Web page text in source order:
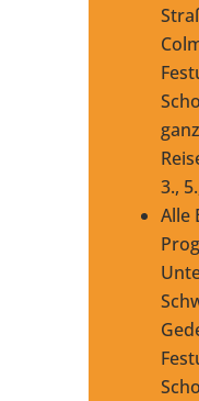
3.,
Alle